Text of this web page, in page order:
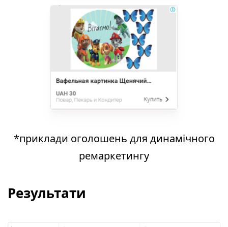
*приклади оголошень для динамічного
ремаркетингу
Результати